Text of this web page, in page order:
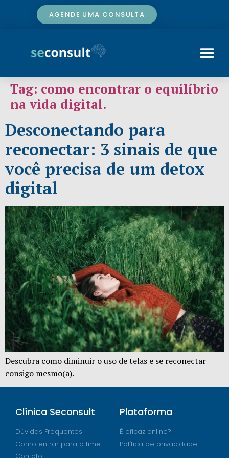
AGENDE UMA CONSULTA
Tag: como encontrar o equilíbrio
na vida digital.
Desconectando para
reconectar: 3 sinais de que
você precisa de um detox
digital
Descubra como diminuir o uso de telas e se reconectar
consigo mesmo(a).
Clínica Seconsult
Dúvidas Frequentes
Como entrar para o time
Plataforma
É eficaz online?
Política de privacidade